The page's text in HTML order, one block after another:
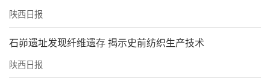
陕西日报
石峁遗址发现纤维遗存 揭示史前纺织生产技术
陕西日报